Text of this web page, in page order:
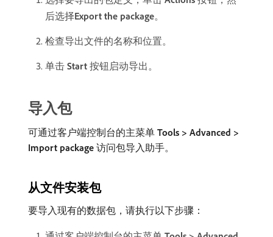
后选择​Export the package。
检查导出文件的名称和位置。
单击​ Start ​按钮启动导出。
导入包
可通过客户端控制台的主菜单​ Tools > Advanced >
Import package ​访问包导入助手。
从文件安装包
要导入现有的数据包，请执行以下步骤：